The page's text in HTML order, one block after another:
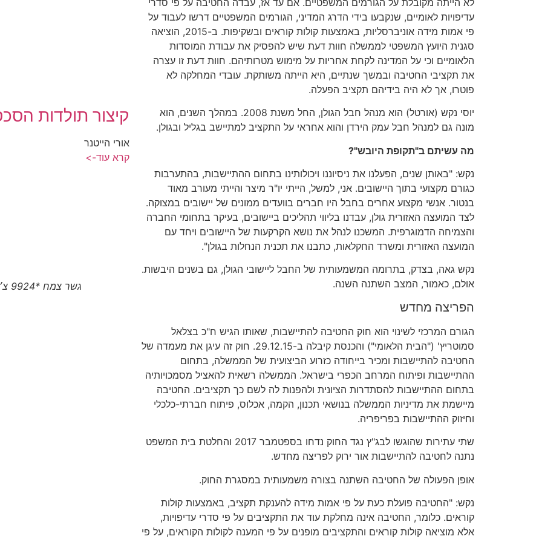
עדיפויות לאומיים, שנקבעו בידי הדרג המדיני, הגורמים המשפטיים דרשו לעבוד על
פי אמות מידה אוניברסליות, באמצעות קולות קוראים ובשקיפות. ב-2015, הוציאה
סגנית היועץ המשפטי לממשלה חוות דעת שיש להפסיק את עבודת המוסדות
הלאומיים וכי על המדינה לקחת אחריות על מימוש מטרותיהם. חוות דעת זו עצרה
את תקציבי החטיבה ובמשך שנתיים, היא הייתה משותקת. עובדי המחלקה לא
פוטרו, אך לא היה בידיהם תקציב הפעלה.
יוסי נקש (אורטל) הוא מנהל חבל הגולן, החל משנת 2008. במהלך השנים, הוא
מונה גם למנהל חבל עמק הירדן והוא אחראי על התקציב למתיישב בגליל ובגולן.
מה עשיתם ב"תקופת היובש"?
נקש: "באותן שנים, הפעלנו את ניסיוננו ויכולותינו בתחום ההתיישבות, בהתערבות
כגורם מקצועי בתוך היישובים. אני, למשל, הייתי יו"ר מיצר והייתי מעורב מאוד
בנטור. אנשי מקצוע אחרים בחבל היו חברים בוועדים ממונים של יישובים במצוקה.
לצד המועצה האזורית גולן, עבדנו בליווי תהליכים ביישובים, בעיקר בתחומי החברה
והצמיחה הדמוגרפית. המשכנו לנהל את נושא הקרקעות של היישובים ויחד עם
המועצה האזורית ומשרד החקלאות, כתבנו את תכנית הנחלות בגולן".
נקש גאה, בצדק, בתרומה המשמעותית של החבל ליישובי הגולן, גם בשנים היבשות.
אולם, כאמור, המצב השתנה השנה.
הפריצה מחדש
הגורם המרכזי לשינוי הוא חוק החטיבה להתיישבות, שאותו הגיש ח"כ בצלאל
סמוטריץ' ("הבית הלאומי") והכנסת קיבלה ב-29.12.15. חוק זה עיגן את מעמדה של
החטיבה להתיישבות ומכיר בייחודה כזרוע הביצועית של הממשלה, בתחום
ההתיישבות ופיתוח המרחב הכפרי בישראל. הממשלה רשאית להאציל מסמכויותיה
בתחום ההתיישבות להסתדרות הציונית ולהפנות לה לשם כך תקציבים. החטיבה
מיישמת את מדיניות הממשלה בנושאי תכנון, הקמה, אכלוס, פיתוח חברתי-כלכלי
וחיזוק ההתיישבות בפריפריה.
שתי עתירות שהוגשו לבג"ץ נגד החוק נדחו בספטמבר 2017 והחלטת בית המשפט
נתנה לחטיבה להתיישבות אור ירוק לפריצה מחדש.
אופן הפעולה של החטיבה השתנה בצורה משמעותית במסגרת החוק.
נקש: "החטיבה פועלת כעת על פי אמות מידה להענקת תקציב, באמצעות קולות
קוראים. כלומר, החטיבה אינה מחלקת עוד את התקציבים על פי סדרי עדיפויות,
אלא מוציאה קולות קוראים והתקציבים מופנים על פי המענה לקולות הקוראים, על פי
קיצור תולדות
אורי הייטנר
קרא עוד->
גשר צמח *9924 צ׳יטו טיגו 8 פרו המותג הסיני הגיע לצפון